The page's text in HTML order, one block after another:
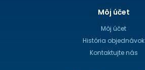
Môj účet
Môj účet
História objednávok
Kontaktujte nás